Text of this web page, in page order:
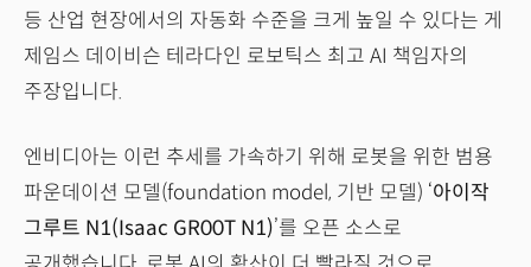
등 산업 현장에서의 자동화 수준을 크게 높일 수 있다는 게
제임스 데이비슨 테라다인 로보틱스 최고 AI 책임자의
주장입니다.
엔비디아는 이런 추세를 가속하기 위해 로봇을 위한 범용
파운데이션 모델(foundation model, 기반 모델) ‘아이작
그루트 N1(Isaac GR00T N1)’를 오픈 소스로